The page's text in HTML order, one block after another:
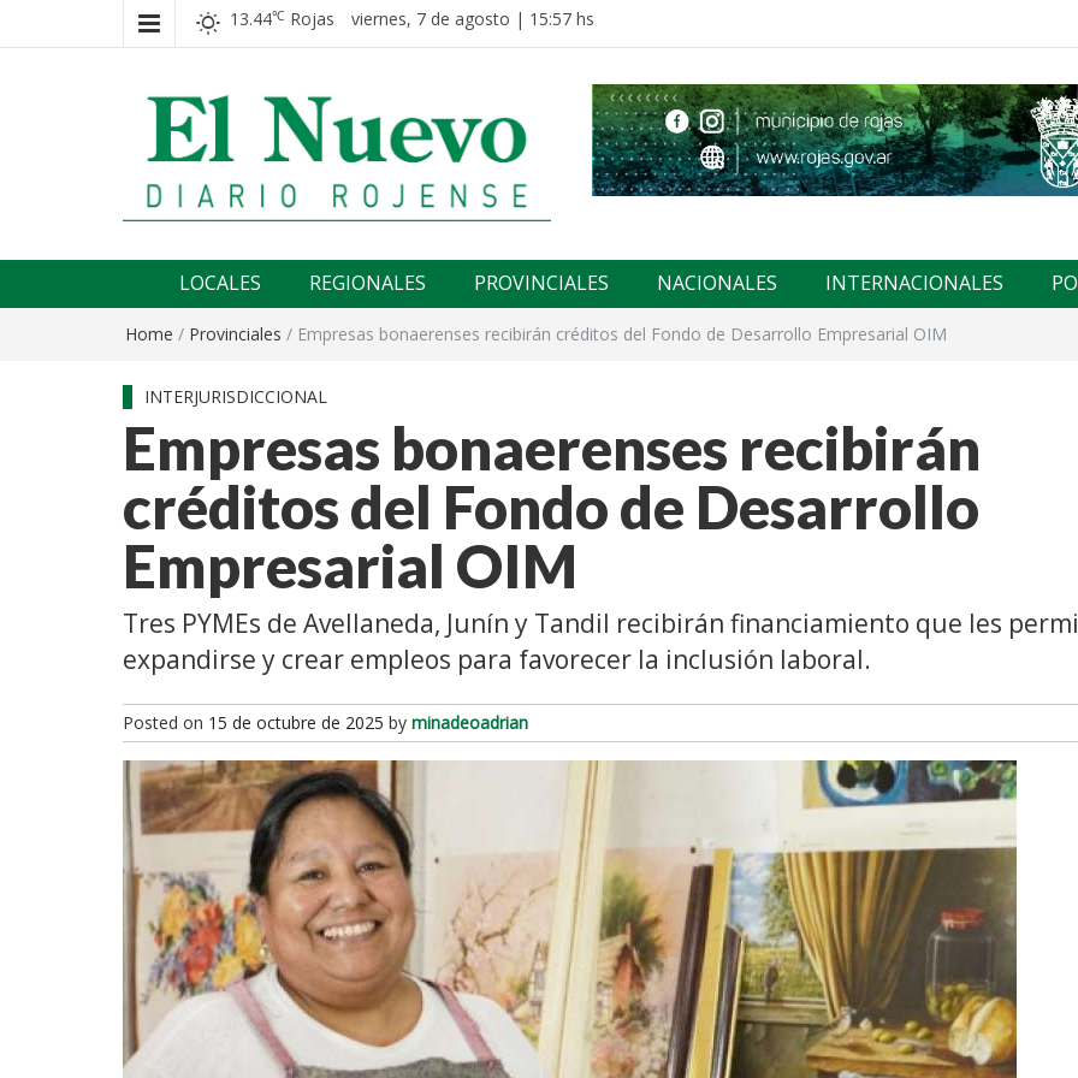
13.44℃ Rojas viernes, 7 de agosto | 15:57 hs
El nuevo rojense
LOCALES REGIONALES PROVINCIALES NACIONALES INTERNACIONALES
Home / Provinciales / Empresas bonaerenses recibirán créditos del Fondo de Desarrollo Empresarial OIM
INTERJURISDICCIONAL
Empresas bonaerenses recibirán
créditos del Fondo de Desarrollo
Empresarial OIM
Tres PYMEs de Avellaneda, Junín y Tandil recibirán financiamiento que les
expandirse y crear empleos para favorecer la inclusión laboral.
Posted on 15 de octubre de 2025 by minadeoadrian